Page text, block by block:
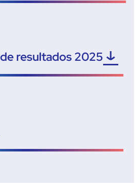
resultados 2025